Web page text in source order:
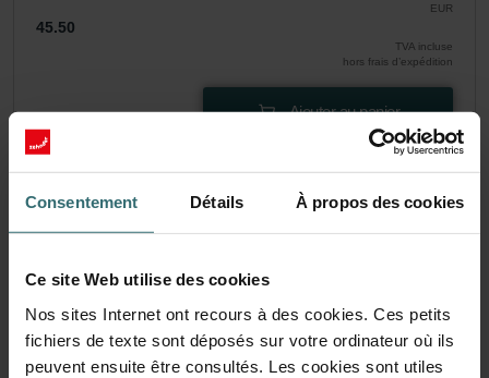
Consentement Détails À propos des cookies
Ce site Web utilise des cookies
Nos sites Internet ont recours à des cookies. Ces petits
fichiers de texte sont déposés sur votre ordinateur où ils
peuvent ensuite être consultés. Les cookies sont utiles
EUR
45.50
TVA incluse
hors frais d’expédition
Ajouter au panier
Obtenez votre produit avec une réduction de
15%
particuliers)
EUR
TVA incluse
hors frais d’expédition